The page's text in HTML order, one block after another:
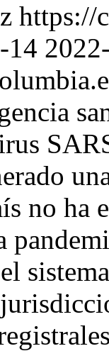
14
no ha